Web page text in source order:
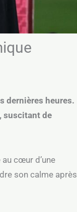
dernières heures.
suscitant de
cœur d’une
son calme après